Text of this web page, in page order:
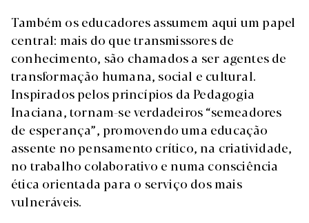
Também os educadores assumem aqui um papel
central: mais do que transmissores de
conhecimento, são chamados a ser agentes de
transformação humana, social e cultural.
Inspirados pelos princípios da Pedagogia
Inaciana, tornam-se verdadeiros “semeadores
de esperança”, promovendo uma educação
assente no pensamento crítico, na criatividade,
no trabalho colaborativo e numa consciência
ética orientada para o serviço dos mais
vulneráveis.